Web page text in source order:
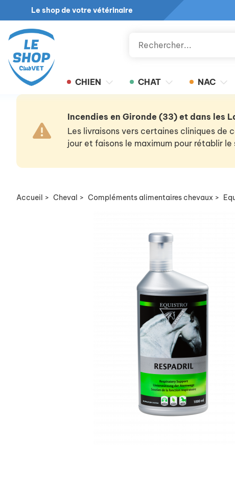
Le shop de votre vétérinaire
CHIEN CHAT NAC
Incendies en Gironde (33) et dans les
Les livraisons vers certaines cliniques de
jour et faisons le maximum pour rétablir
Accueil > Cheval > Compléments alimentaires chevaux >